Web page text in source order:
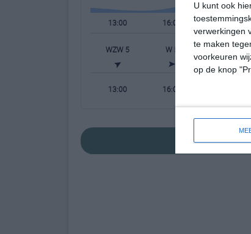
U kunt ook
verwerkingen
te maken
voorkeuren
op de knop
13:00 16:00 19:00
WZW 5 W 5 W 4
13:00 16:00
bekijk de